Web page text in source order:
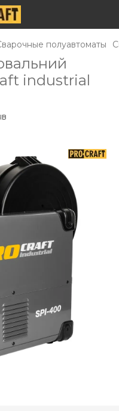
полуавтоматы
industrial